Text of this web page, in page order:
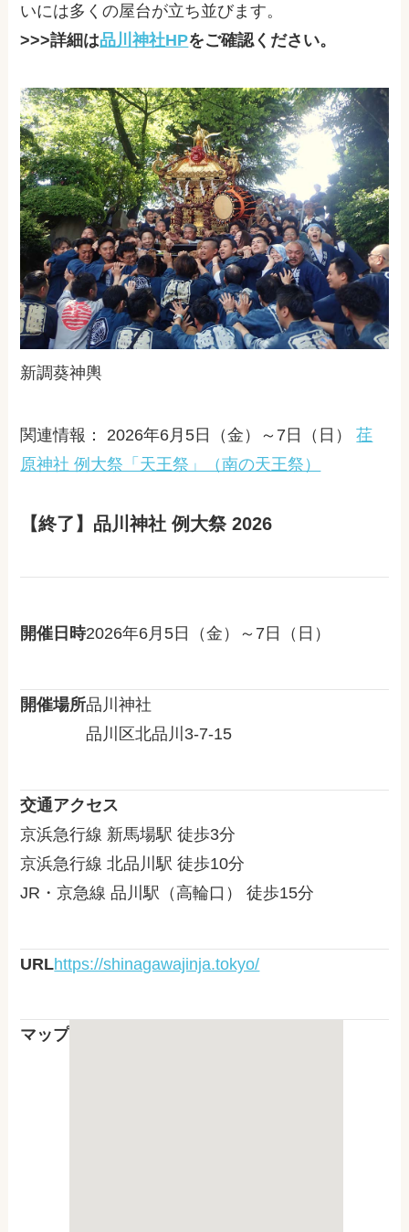
いには多くの屋台が立ち並びます。
>>>詳細は品川神社HPをご確認ください。
新調葵神輿
関連情報： 2026年6月5日（金）～7日（日）荏
原神社 例大祭「天王祭」（南の天王祭）
【終了】品川神社 例大祭 2026
開催日時2026年6月5日（金）～7日（日）
開催場所品川神社
品川区北品川3-7-15
交通アクセス
京浜急行線 新馬場駅 徒歩3分
京浜急行線 北品川駅 徒歩10分
JR・京急線 品川駅（高輪口） 徒歩15分
URLhttps://shinagawajinja.tokyo/
マップ